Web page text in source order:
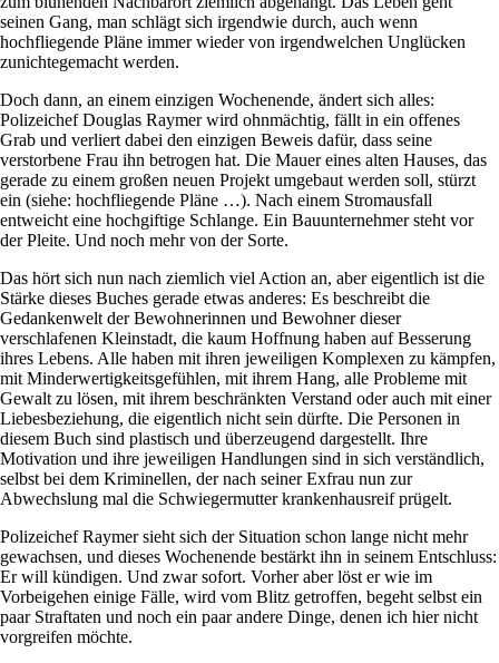
seinen Gang, man schlägt sich irgendwie durch, auch wenn
hochfliegende Pläne immer wieder von irgendwelchen Unglücken
zunichtegemacht werden.
Doch dann, an einem einzigen Wochenende, ändert sich alles:
Polizeichef Douglas Raymer wird ohnmächtig, fällt in ein offenes
Grab und verliert dabei den einzigen Beweis dafür, dass seine
verstorbene Frau ihn betrogen hat. Die Mauer eines alten Hauses, das
gerade zu einem großen neuen Projekt umgebaut werden soll, stürzt
ein (siehe: hochfliegende Pläne …). Nach einem Stromausfall
entweicht eine hochgiftige Schlange. Ein Bauunternehmer steht vor
der Pleite. Und noch mehr von der Sorte.
Das hört sich nun nach ziemlich viel Action an, aber eigentlich ist die
Stärke dieses Buches gerade etwas anderes: Es beschreibt die
Gedankenwelt der Bewohnerinnen und Bewohner dieser
verschlafenen Kleinstadt, die kaum Hoffnung haben auf Besserung
ihres Lebens. Alle haben mit ihren jeweiligen Komplexen zu kämpfen,
mit Minderwertigkeitsgefühlen, mit ihrem Hang, alle Probleme mit
Gewalt zu lösen, mit ihrem beschränkten Verstand oder auch mit einer
Liebesbeziehung, die eigentlich nicht sein dürfte. Die Personen in
diesem Buch sind plastisch und überzeugend dargestellt. Ihre
Motivation und ihre jeweiligen Handlungen sind in sich verständlich,
selbst bei dem Kriminellen, der nach seiner Exfrau nun zur
Abwechslung mal die Schwiegermutter krankenhausreif prügelt.
Polizeichef Raymer sieht sich der Situation schon lange nicht mehr
gewachsen, und dieses Wochenende bestärkt ihn in seinem Entschluss:
Er will kündigen. Und zwar sofort. Vorher aber löst er wie im
Vorbeigehen einige Fälle, wird vom Blitz getroffen, begeht selbst ein
paar Straftaten und noch ein paar andere Dinge, denen ich hier nicht
vorgreifen möchte.